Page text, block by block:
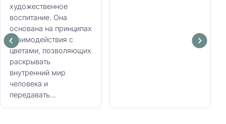
художественное
воспитание. Она
основана на принципах
взаимодействия с
цветами, позволяющих
раскрывать
внутренний мир
человека и
передавать...